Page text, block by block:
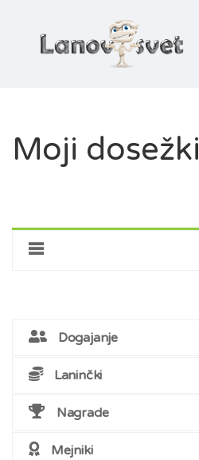
Moji dosežki
Dogajanje
Laninčki
Nagrade
Mejniki